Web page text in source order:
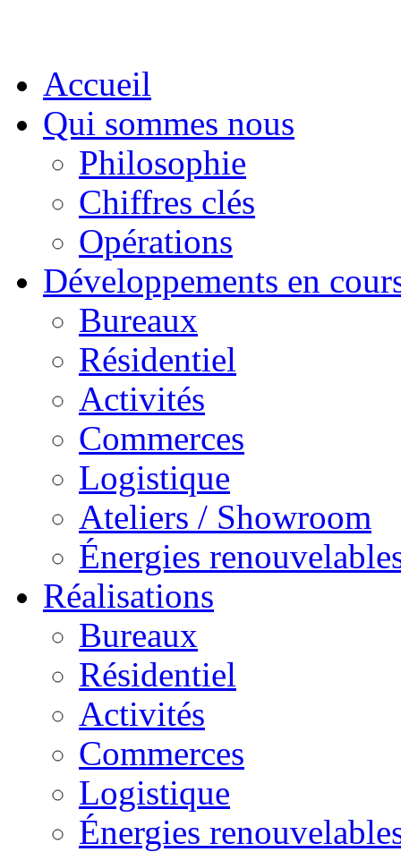
Accueil
Qui sommes nous
Philosophie
Chiffres clés
Opérations
Développements en
Bureaux
Résidentiel
Activités
Commerces
Logistique
Ateliers / Showroom
Énergies
Réalisations
Bureaux
Résidentiel
Activités
Commerces
Logistique
Énergies